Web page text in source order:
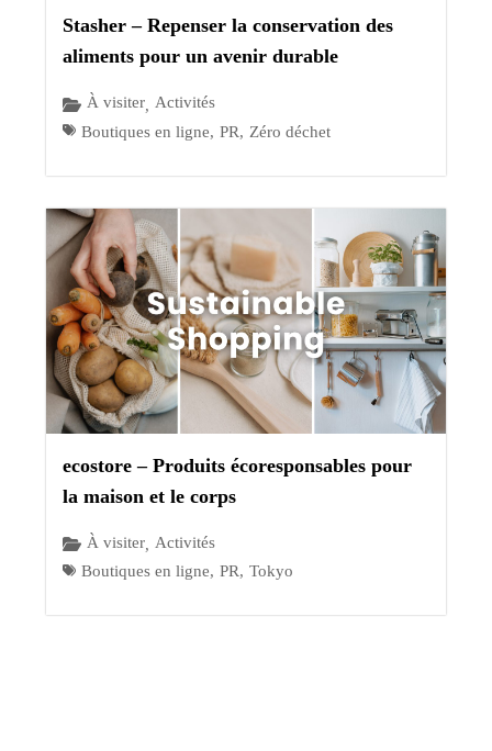
Stasher – Repenser la conservation des
aliments pour un avenir durable
À visiter, Activités
Boutiques en ligne, PR, Zéro déchet
ecostore – Produits écoresponsables pour
la maison et le corps
À visiter, Activités
Boutiques en ligne, PR, Tokyo